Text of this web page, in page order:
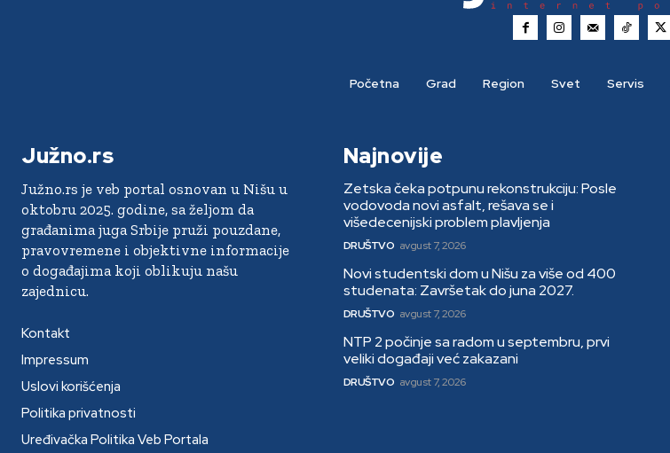
Početna Grad Region Svet Servis
Južno.rs
Južno.rs je veb portal osnovan u Nišu u
oktobru 2025. godine, sa željom da
građanima juga Srbije pruži pouzdane,
pravovremene i objektivne informacije
o događajima koji oblikuju našu
zajednicu.
Kontakt
Impressum
Uslovi korišćenja
Politika privatnosti
Uređivačka Politika Veb Portala
Najnovije
Zetska čeka potpunu rekonstrukciju: Posle
vodovoda novi asfalt, rešava se i
višedecenijski problem plavljenja
DRUŠTVO avgust 7, 2026
Novi studentski dom u Nišu za više od 400
studenata: Završetak do juna 2027.
DRUŠTVO avgust 7, 2026
NTP 2 počinje sa radom u septembru, prvi
veliki događaji već zakazani
DRUŠTVO avgust 7, 2026